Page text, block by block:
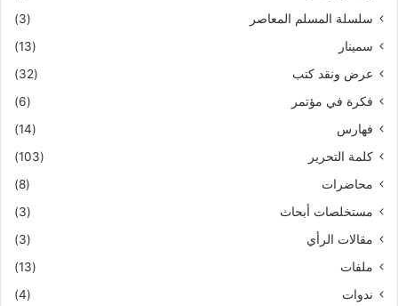
سلسلة المسلم المعاصر
(3)
سمينار
(13)
عرض ونقد كتب
(32)
فكرة في مؤتمر
(6)
فهارس
(14)
كلمة التحرير
(103)
محاضرات
(8)
مستخلصات أبحاث
(3)
مقالات الرأي
(3)
ملفات
(13)
ندوات
(4)